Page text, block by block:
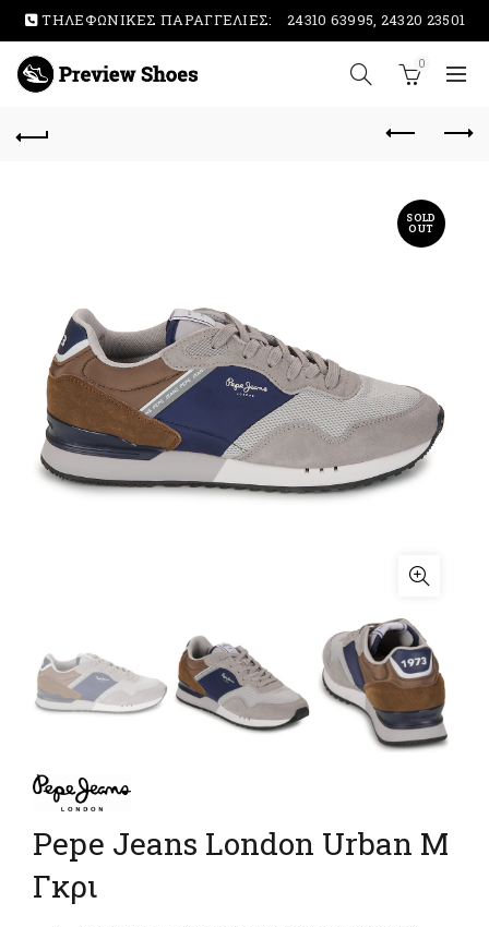
ΤΗΛΕΦΩΝΙΚΕΣ ΠΑΡΑΓΓΕΛΙΕΣ: 24310 63995, 24320 23501
0
SOLD
OUT
Pepe Jeans London Urban M
Γκρι